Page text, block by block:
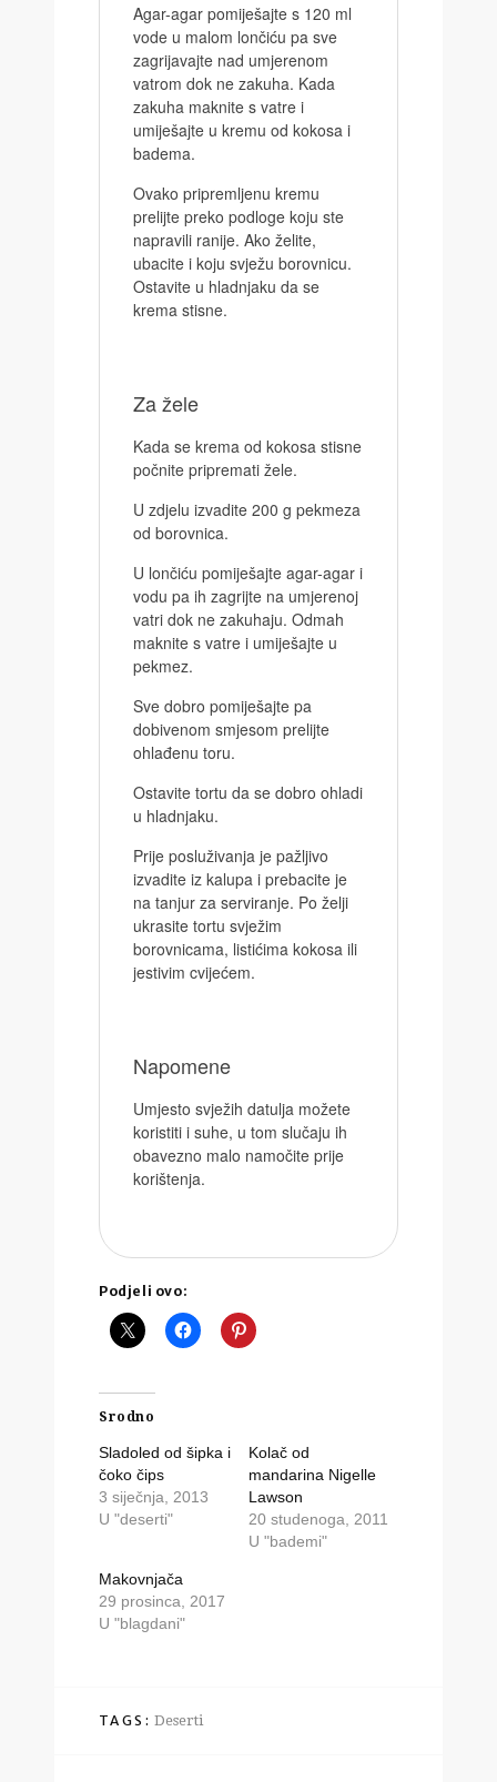
Agar-agar pomiješajte s 120 ml
vode u malom lončiću pa sve
zagrijavajte nad umjerenom
vatrom dok ne zakuha. Kada
zakuha maknite s vatre i
umiješajte u kremu od kokosa i
badema.
Ovako pripremljenu kremu
prelijte preko podloge koju ste
napravili ranije. Ako želite,
ubacite i koju svježu borovnicu.
Ostavite u hladnjaku da se
krema stisne.
Za žele
Kada se krema od kokosa stisne
počnite pripremati žele.
U zdjelu izvadite 200 g pekmeza
od borovnica.
U lončiću pomiješajte agar-agar i
vodu pa ih zagrijte na umjerenoj
vatri dok ne zakuhaju. Odmah
maknite s vatre i umiješajte u
pekmez.
Sve dobro pomiješajte pa
dobivenom smjesom prelijte
ohlađenu toru.
Ostavite tortu da se dobro ohladi
u hladnjaku.
Prije posluživanja je pažljivo
izvadite iz kalupa i prebacite je
na tanjur za serviranje. Po želji
ukrasite tortu svježim
borovnicama, listićima kokosa ili
jestivim cvijećem.
Napomene
Umjesto svježih datulja možete
koristiti i suhe, u tom slučaju ih
obavezno malo namočite prije
korištenja.
Podjeli ovo:
Srodno
Sladoled od šipka i
čoko čips
3 siječnja, 2013
U "deserti"
Kolač od
mandarina Nigelle
Lawson
20 studenoga, 2011
U "bademi"
Makovnjača
29 prosinca, 2017
U "blagdani"
TAGS: Deserti